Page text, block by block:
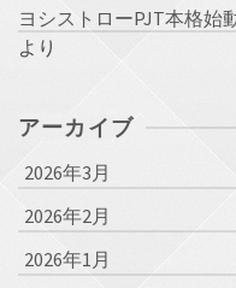
ヨシストローPJT本格始
より
アーカイブ
2026年3月
2026年2月
2026年1月